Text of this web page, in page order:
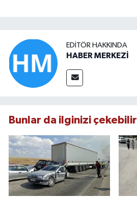
EDITÖR HAKKINDA
HABER MERKEZİ
Bunlar da ilginizi çekebilir